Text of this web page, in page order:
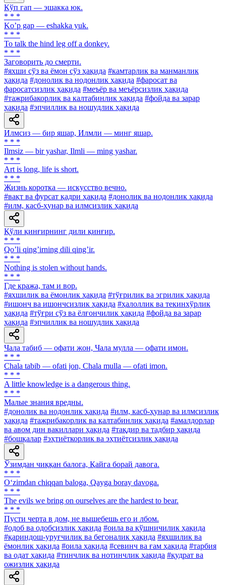
Кўп гап — эшакка юк.
* * *
Koʼp gap — eshakka yuk.
* * *
To talk the hind leg off a donkey.
* * *
Заговорить до смерти.
#яхши сўз ва ёмон сўз ҳақида #камтарлик ва манманлик
ҳақида #донолик ва нодонлик ҳақида #фаросат ва
фаросатсизлик ҳақида #меъёр ва меъёрсизлик ҳақида
#тажрибакорлик ва калтабинлик ҳақида #фойда ва зарар
ҳақида #эпчиллик ва ношудлик ҳақида
Илмсиз — бир яшар, Илмли — минг яшар.
* * *
Ilmsiz — bir yashar, Ilmli — ming yashar.
* * *
Art is long, life is short.
* * *
Жизнь коротка — искусство вечно.
#вақт ва фурсат қадри ҳақида #донолик ва нодонлик ҳақида
#илм, касб-ҳунар ва илмсизлик ҳақида
Қўли қинғирнинг дили қинғир.
* * *
Qoʼli qingʼirning dili qingʼir.
* * *
Nothing is stolen without hands.
* * *
Где кража, там и вор.
#яхшилик ва ёмонлик ҳақида #тўғрилик ва эгрилик ҳақида
#ишонч ва ишончсизлик ҳақида #ҳалоллик ва текинхўрлик
ҳақида #тўғри сўз ва ёлғончилик ҳақида #фойда ва зарар
ҳақида #эпчиллик ва ношудлик ҳақида
Чала табиб — офати жон, Чала мулла — офати имон.
* * *
Chala tabib — ofati jon, Chala mulla — ofati imon.
* * *
A little knowledge is a dangerous thing.
* * *
Малые знания вредны.
#донолик ва нодонлик ҳақида #илм, касб-ҳунар ва илмсизлик
ҳақида #тажрибакорлик ва калтабинлик ҳақида #амалдорлар
ва авом дин вакиллари ҳақида #тақдир ва тадбир ҳақида
#бошқалар #эҳтиёткорлик ва эҳтиётсизлик ҳақида
Ўзимдан чиққан балога, Қайга борай давога.
* * *
O‘zimdan chiqqan baloga, Qayga boray davoga.
* * *
The evils we bring on ourselves are the hardest to bear.
* * *
Пусти черта в дом, не вышебешь его и лбом.
#одоб ва одобсизлик ҳақида #оила ва қўшничилик ҳақида
#қариндош-уруғчилик ва бегоналик ҳақида #яхшилик ва
ёмонлик ҳақида #оила ҳақида #севинч ва ғам ҳақида #тарбия
ва одат ҳақида #тинчлик ва нотинчлик ҳақида #қудрат ва
ожизлик ҳақида